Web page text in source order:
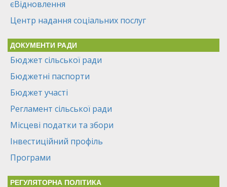
єВідновлення
Центр надання соціальних послуг
ДОКУМЕНТИ РАДИ
Бюджет сільської ради
Бюджетні паспорти
Бюджет участі
Регламент сільської ради
Місцеві податки та збори
Інвестиційний профіль
Програми
РЕГУЛЯТОРНА ПОЛІТИКА